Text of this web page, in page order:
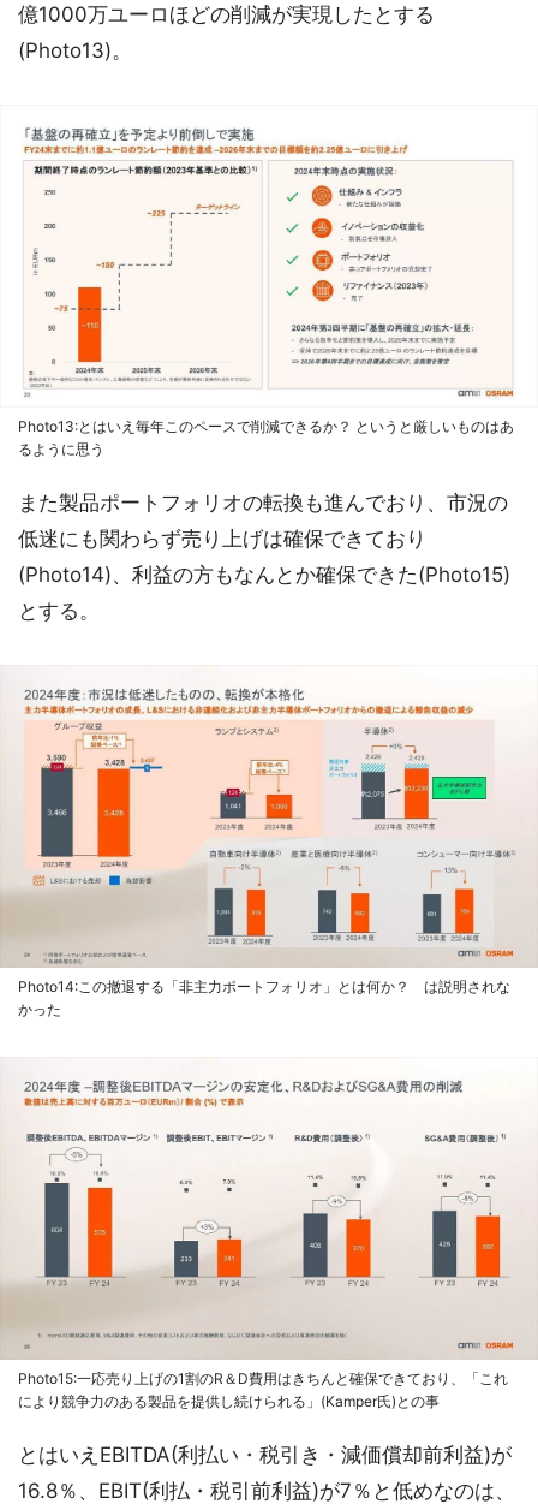
億1000万ユーロほどの削減が実現したとする
(Photo13)。
Photo13:とはいえ毎年このペースで削減できるか？ というと厳しいものはあ
るように思う
また製品ポートフォリオの転換も進んでおり、市況の
低迷にも関わらず売り上げは確保できており
(Photo14)、利益の方もなんとか確保できた(Photo15)
とする。
Photo14:この撤退する「非主力ポートフォリオ」とは何か？ は説明されな
かった
Photo15:一応売り上げの1割のR＆D費用はきちんと確保できており、「これ
により競争力のある製品を提供し続けられる」(Kamper氏)との事
とはいえEBITDA(利払い・税引き・減価償却前利益)が
16.8％、EBIT(利払・税引前利益)が7％と低めなのは、